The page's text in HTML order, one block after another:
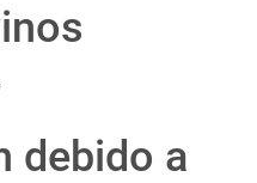
debido a